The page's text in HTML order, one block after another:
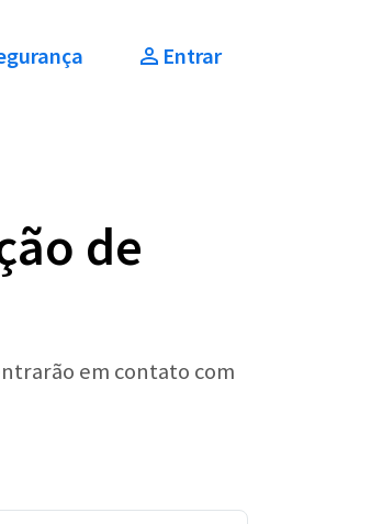
Entrar
de
em contato com